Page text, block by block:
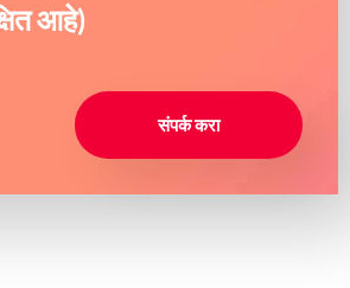
आहे)
संपर्क करा